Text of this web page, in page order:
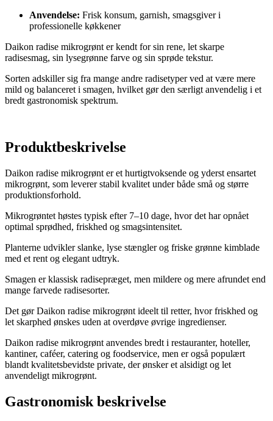
Anvendelse: Frisk konsum, garnish, smagsgiver i
professionelle køkkener
Daikon radise mikrogrønt er kendt for sin rene, let skarpe
radisesmag, sin lysegrønne farve og sin sprøde tekstur.
Sorten adskiller sig fra mange andre radisetyper ved at være mere
mild og balanceret i smagen, hvilket gør den særligt anvendelig i et
bredt gastronomisk spektrum.
Produktbeskrivelse
Daikon radise mikrogrønt er et hurtigtvoksende og yderst ensartet
mikrogrønt, som leverer stabil kvalitet under både små og større
produktionsforhold.
Mikrogrøntet høstes typisk efter 7–10 dage, hvor det har opnået
optimal sprødhed, friskhed og smagsintensitet.
Planterne udvikler slanke, lyse stængler og friske grønne kimblade
med et rent og elegant udtryk.
Smagen er klassisk radisepræget, men mildere og mere afrundet end
mange farvede radisesorter.
Det gør Daikon radise mikrogrønt ideelt til retter, hvor friskhed og
let skarphed ønskes uden at overdøve øvrige ingredienser.
Daikon radise mikrogrønt anvendes bredt i restauranter, hoteller,
kantiner, caféer, catering og foodservice, men er også populært
blandt kvalitetsbevidste private, der ønsker et alsidigt og let
anvendeligt mikrogrønt.
Gastronomisk beskrivelse